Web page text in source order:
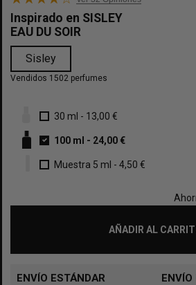
Inspirado en SISLEY
EAU DU SOIR
Sisley
Vendidos 1502 perfumes
30 ml - 13,00 €
100 ml - 24,00 €
Muestra 5 ml - 4,50 €
AÑADIR AL
ENVÍO ESTÁNDAR ENVÍO